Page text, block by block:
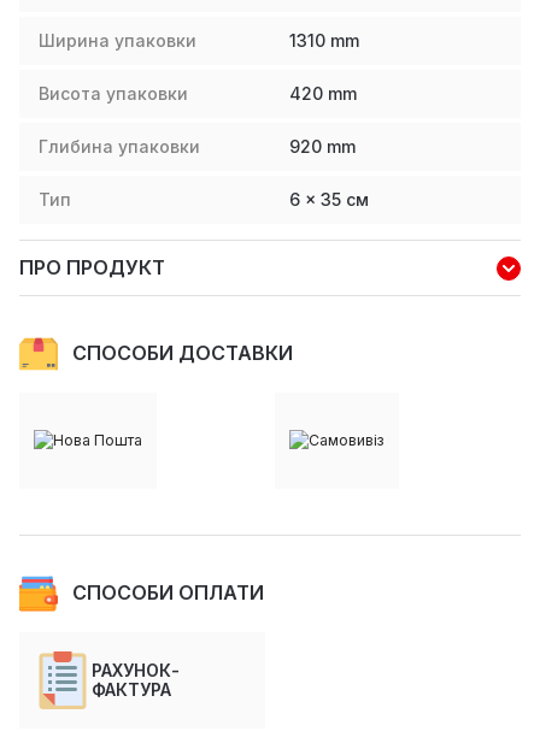
Ширина упаковки 1310 mm
Висота упаковки 420 mm
Глибина упаковки 920 mm
Тип 6 x 35 см
ПРО ПРОДУКТ
СПОСОБИ ДОСТАВКИ
СПОСОБИ ОПЛАТИ
РАХУНОК-
ФАКТУРА